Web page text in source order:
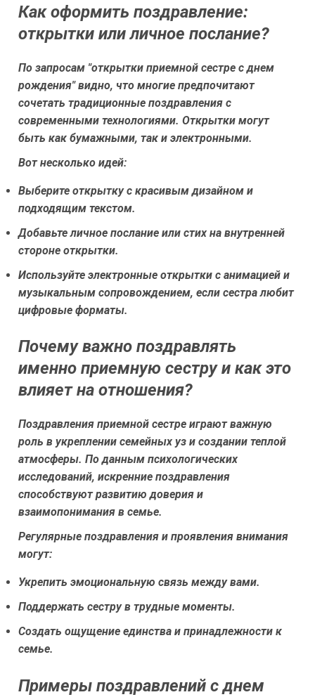
Как оформить поздравление:
открытки или личное послание?
По запросам "открытки приемной сестре с днем
рождения" видно, что многие предпочитают
сочетать традиционные поздравления с
современными технологиями. Открытки могут
быть как бумажными, так и электронными.
Вот несколько идей:
Выберите открытку с красивым дизайном и
подходящим текстом.
Добавьте личное послание или стих на внутренней
стороне открытки.
Используйте электронные открытки с анимацией и
музыкальным сопровождением, если сестра любит
цифровые форматы.
Почему важно поздравлять
именно приемную сестру и как это
влияет на отношения?
Поздравления приемной сестре играют важную
роль в укреплении семейных уз и создании теплой
атмосферы. По данным психологических
исследований, искренние поздравления
способствуют развитию доверия и
взаимопонимания в семье.
Регулярные поздравления и проявления внимания
могут:
Укрепить эмоциональную связь между вами.
Поддержать сестру в трудные моменты.
Создать ощущение единства и принадлежности к
семье.
Примеры поздравлений с днем